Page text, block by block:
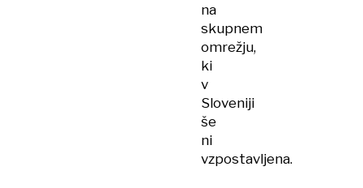
na
skupnem
omrežju,
ki
v
Sloveniji
še
ni
vzpostavljena.